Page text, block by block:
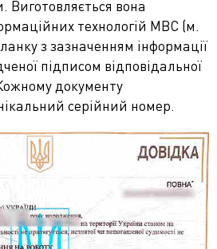
Виготовляється вона
технологій МВС (м.
з зазначенням інформації
підписом відповідальної
документу
серійний номер.